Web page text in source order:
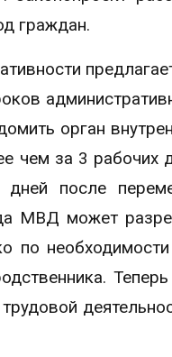
граждан.
орган
чем за 3 рабочих
дней после
МВД может
по